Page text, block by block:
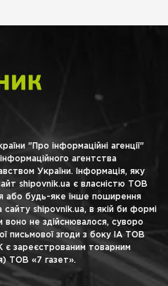
"Про інформаційні агенції"
агентства
України. Інформація, яку
shipovnik.ua є власністю ТОВ
або будь-яке інше поширення
сайту shipovnik.ua, в якій би формі
воно не здійснювалося, суворо
письмової згоди з боку ІА ТОВ
зареєстрованим товарним
ТОВ «7 газет».